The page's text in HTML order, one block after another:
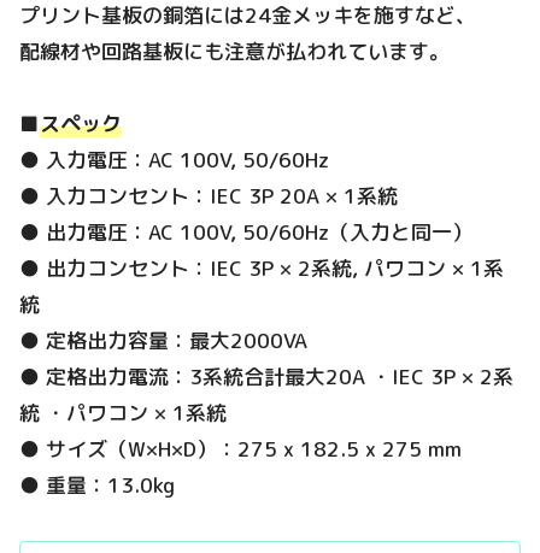
プリント基板の銅箔には24金メッキを施すなど、
配線材や回路基板にも注意が払われています。
■スペック
● 入力電圧：AC 100V, 50/60Hz
● 入力コンセント：IEC 3P 20A × 1系統
● 出力電圧：AC 100V, 50/60Hz（入力と同一）
● 出力コンセント：IEC 3P × 2系統, パワコン × 1系
統
● 定格出力容量：最大2000VA
● 定格出力電流：3系統合計最大20A ・IEC 3P × 2系
統 ・パワコン × 1系統
● サイズ（W×H×D）：275 x 182.5 x 275 mm
● 重量：13.0kg